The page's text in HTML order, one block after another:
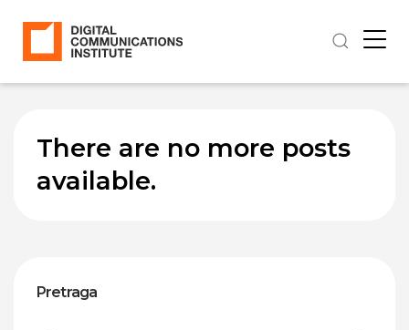
There are no more posts
available.
Pretraga